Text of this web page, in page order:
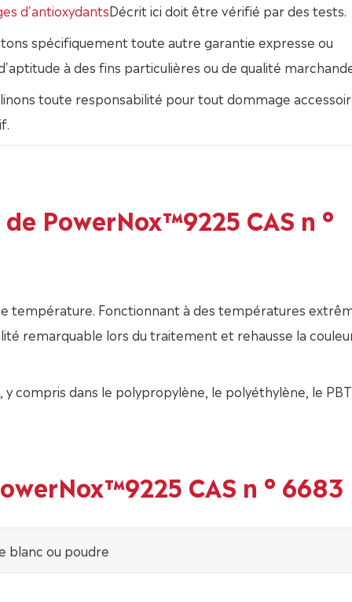
d'antioxydantsDécrit ici doit être vérifié par des tests.
spécifiquement toute autre garantie expresse ou
à des fins particulières ou de qualité
toute responsabilité pour tout dommage
PowerNox™9225 CAS n °
température. Fonctionnant à des températures
remarquable lors du traitement et rehausse la
compris dans le polypropylène, le polyéthylène, le
CAS n ° 6683
blanc ou poudre